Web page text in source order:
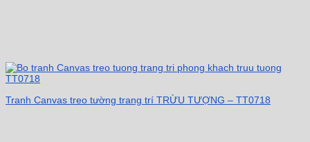
Tranh Canvas treo tường trang trí TRỪU TƯỢNG – TT0718